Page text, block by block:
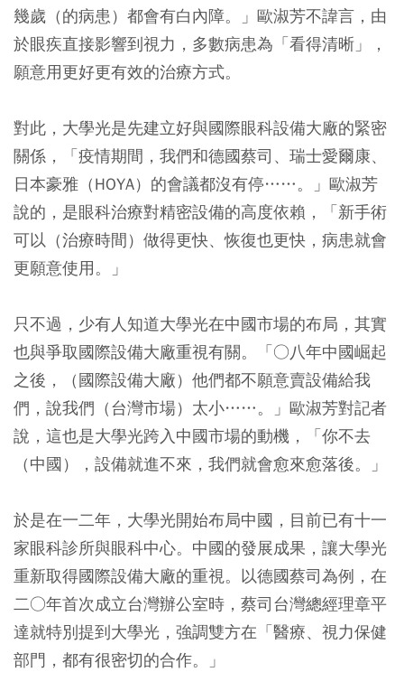
幾歲（的病患）都會有白內障。」歐淑芳不諱言，由
於眼疾直接影響到視力，多數病患為「看得清晰」，
願意用更好更有效的治療方式。
對此，大學光是先建立好與國際眼科設備大廠的緊密
關係，「疫情期間，我們和德國蔡司、瑞士愛爾康、
日本豪雅（HOYA）的會議都沒有停……。」歐淑芳
說的，是眼科治療對精密設備的高度依賴，「新手術
可以（治療時間）做得更快、恢復也更快，病患就會
更願意使用。」
只不過，少有人知道大學光在中國市場的布局，其實
也與爭取國際設備大廠重視有關。「○八年中國崛起
之後，（國際設備大廠）他們都不願意賣設備給我
們，說我們（台灣市場）太小……。」歐淑芳對記者
說，這也是大學光跨入中國市場的動機，「你不去
（中國），設備就進不來，我們就會愈來愈落後。」
於是在一二年，大學光開始布局中國，目前已有十一
家眼科診所與眼科中心。中國的發展成果，讓大學光
重新取得國際設備大廠的重視。以德國蔡司為例，在
二○年首次成立台灣辦公室時，蔡司台灣總經理章平
達就特別提到大學光，強調雙方在「醫療、視力保健
部門，都有很密切的合作。」